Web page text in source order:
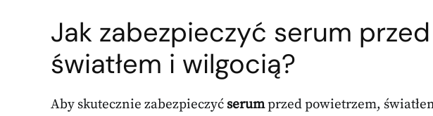
Jak zabezpieczyć serum
światłem i wilgocią?
Aby skutecznie zabezpieczyć serumprzed powietrzem,